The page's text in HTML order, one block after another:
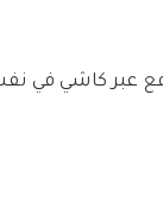
عبر كاشي في